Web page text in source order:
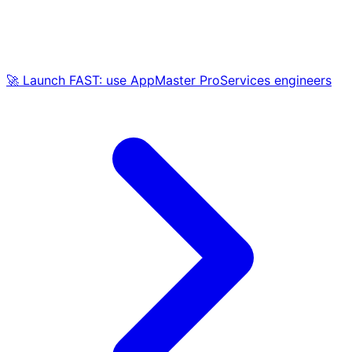
🚀 Launch FAST: use AppMaster ProServices engineers